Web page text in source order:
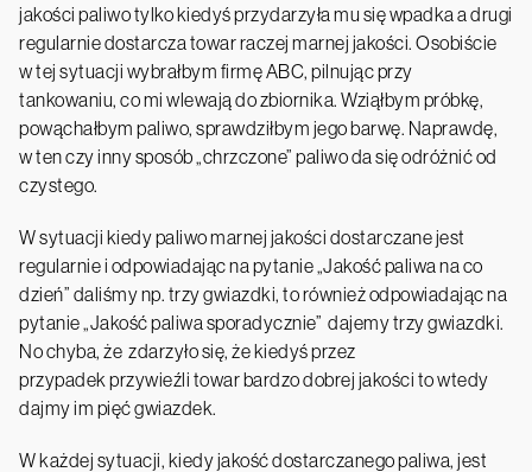
jakości paliwo tylko kiedyś przydarzyła mu się wpadka a drugi
regularnie dostarcza towar raczej marnej jakości. Osobiście
w tej sytuacji wybrałbym firmę ABC, pilnując przy
tankowaniu, co mi wlewają do zbiornika. Wziąłbym próbkę,
powąchałbym paliwo, sprawdziłbym jego barwę. Naprawdę,
w ten czy inny sposób „chrzczone” paliwo da się odróżnić od
czystego.
W sytuacji kiedy paliwo marnej jakości dostarczane jest
regularnie i odpowiadając na pytanie „Jakość paliwa na co
dzień” daliśmy np. trzy gwiazdki, to również odpowiadając na
pytanie „Jakość paliwa sporadycznie” dajemy trzy gwiazdki.
No chyba, że zdarzyło się, że kiedyś przez
przypadek przywieźli towar bardzo dobrej jakości to wtedy
dajmy im pięć gwiazdek.
W każdej sytuacji, kiedy jakość dostarczanego paliwa, jest